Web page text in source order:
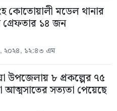
কোতোয়ালী মডেল থানার
গ্রেফতার ১৪ জন
২০২৪, ১২:৪৩ এম
উপজেলায় ৮ প্রকল্পের ৭৫
আত্মসাতের সত্যতা পেয়েছে